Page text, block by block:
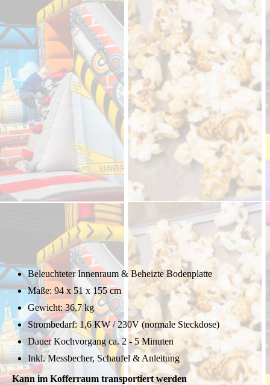
IMG_0921
Beleuchteter Innenraum & Beheizte Bodenplatte
Maße: 94 x 51 x 155 cm
Gewicht: 36,7 kg
Strombedarf: 1,6 KW / 230V (normale Steckdose)
Dauer Kochvorgang ca. 2 - 5 Minuten
Inkl. Messbecher, Schaufel & Anleitung
Kann im Kofferraum transportiert werden